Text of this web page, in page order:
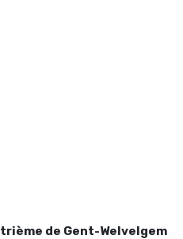
de Gent-Welvelgem